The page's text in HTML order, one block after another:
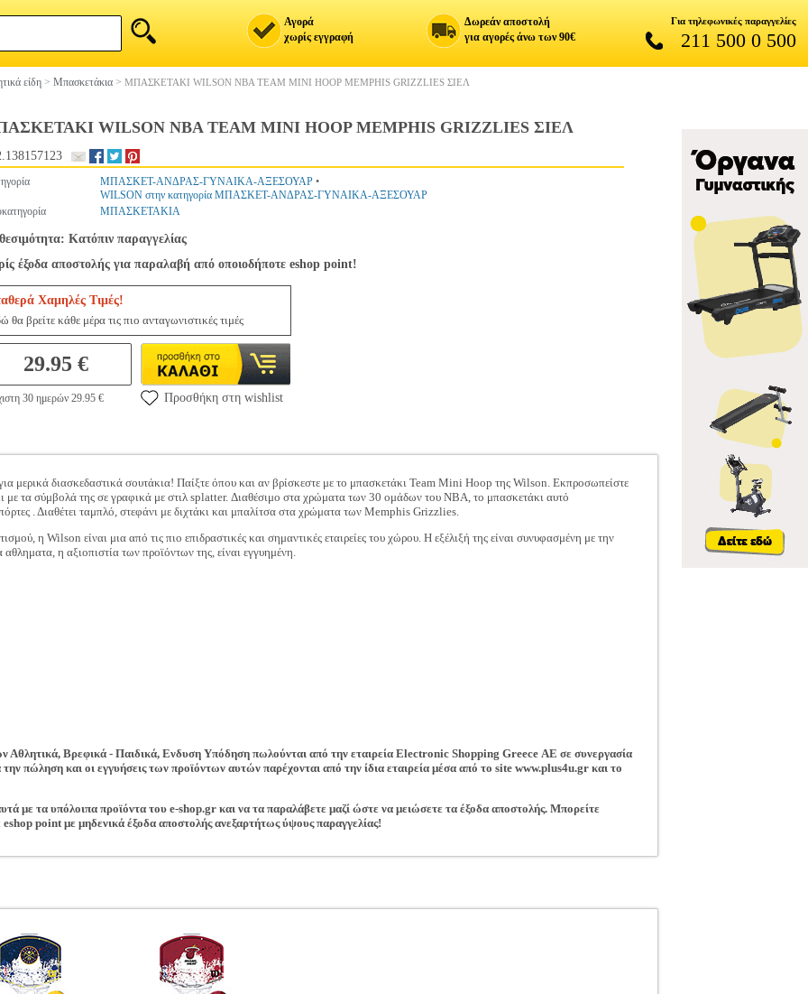
Αγορά
χωρίς εγγραφή
Δωρεάν αποστολή
για αγορές άνω των 90€
Για τηλεφωνικές παραγγελίες
211 500 0 500
είδη > Μπασκετάκια > ΜΠΑΣΚΕΤΑΚΙ WILSON NBA TEAM MINI HOOP MEMPHIS GRIZZLIES ΣΙΕΛ
WILSON NBA TEAM MINI HOOP MEMPHIS GRIZZLIES ΣΙΕΛ
ΜΠΑΣΚΕΤ-ΑΝΔΡΑΣ-ΓΥΝΑΙΚΑ-ΑΞΕΣΟΥΑΡ •
WILSON στην κατηγορία ΜΠΑΣΚΕΤ-ΑΝΔΡΑΣ-ΓΥΝΑΙΚΑ-ΑΞΕΣΟΥΑΡ
ΜΠΑΣΚΕΤΑΚΙΑ
Κατόπιν παραγγελίας
έξοδα αποστολής για παραλαβή από οποιοδήποτε eshop point!
Χαμηλές Τιμές!
θα βρείτε κάθε μέρα τις πιο ανταγωνιστικές τιμές
29.95 €
30 ημερών 29.95 € Προσθήκη στη wishlist
για μερικά διασκεδαστικά σουτάκια! Παίξτε όπου και αν βρίσκεστε με το μπασκετάκι Team Mini Hoop της Wilson. Εκπροσωπείστε
με τα σύμβολά της σε γραφικά με στιλ splatter. Διαθέσιμο στα χρώματα των 30 ομάδων του NBA, το μπασκετάκι αυτό
. Διαθέτει ταμπλό, στεφάνι με διχτάκι και μπαλίτσα στα χρώματα των Memphis Grizzlies.
η Wilson είναι μια από τις πιο επιδραστικές και σημαντικές εταιρείες του χώρου. Η εξέλιξή της είναι συνυφασμένη με την
η αξιοπιστία των προϊόντων της, είναι εγγυημένη.
Αθλητικά, Βρεφικά - Παιδικά, Ενδυση Υπόδηση πωλούνται από την εταιρεία Electronic Shopping Greece ΑΕ σε συνεργασία
πώληση και οι εγγυήσεις των προϊόντων αυτών παρέχονται από την ίδια εταιρεία μέσα από το site www.plus4u.gr και το
με τα υπόλοιπα προϊόντα του e-shop.gr και να τα παραλάβετε μαζί ώστε να μειώσετε τα έξοδα αποστολής. Μπορείτε
point με μηδενικά έξοδα αποστολής ανεξαρτήτως ύψους παραγγελίας!